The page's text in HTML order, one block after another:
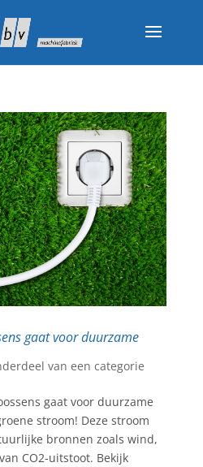
gaat voor duurzame
van een categorie
gaat voor duurzame
stroom! Deze stroom
bronnen zoals wind,
CO2-uitstoot. Bekijk